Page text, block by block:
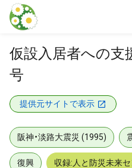
本文に飛ぶ
仮設入居者への支
号
提供元サイトで表示
阪神・淡路大震災 (1995)
復興 収録:人と防災未来